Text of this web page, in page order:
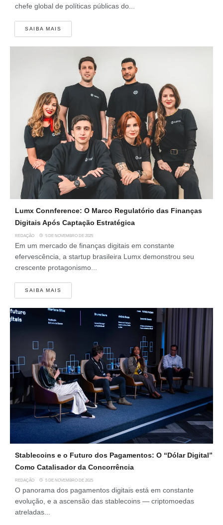
chefe global de políticas públicas do...
SAIBA MAIS
Lumx Connference: O Marco Regulatório das Finanças
Digitais Após Captação Estratégica
REDAÇÃO 5 DE NOVEMBRO DE 2025
Em um mercado de finanças digitais em constante
efervescência, a startup brasileira Lumx demonstrou seu
crescente protagonismo...
SAIBA MAIS
Stablecoins e o Futuro dos Pagamentos: O “Dólar Digital”
Como Catalisador da Concorrência
REDAÇÃO 5 DE NOVEMBRO DE 2025
O panorama dos pagamentos digitais está em constante
evolução, e a ascensão das stablecoins — criptomoedas
atreladas...